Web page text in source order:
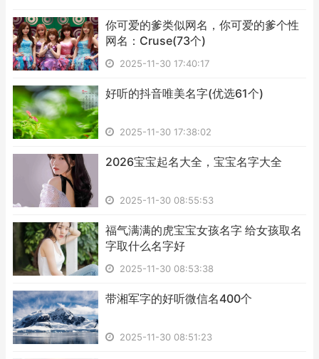
​你可爱的爹类似网名，你可爱的爹个性
网名：Cruse(73个)
2025-11-30 17:40:17
​好听的抖音唯美名字(优选61个)
2025-11-30 17:38:02
​2026宝宝起名大全，宝宝名字大全
2025-11-30 08:55:53
​福气满满的虎宝宝女孩名字 给女孩取名
字取什么名字好
2025-11-30 08:53:38
​带湘军字的好听微信名400个
2025-11-30 08:51:23